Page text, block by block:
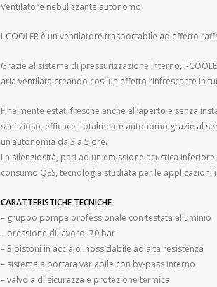
Ventilatore nebulizzante autonomo
I-COOLER è un ventilatore trasportabile ad effetto
Grazie al sistema di pressurizzazione interno, I-
aria ventilata creando cosi un effetto rinfrescante in
Finalmente estati fresche anche all’aperto e senza
silenzioso, efficace, totalmente autonomo grazie al
un’autonomia da 3 a 5 ore.
La silenziosità, pari ad un emissione acustica
consumo QES, tecnologia studiata per le
CARATTERISTICHE TECNICHE
– gruppo pompa professionale con testata alluminio
– pressione di lavoro: 70 bar
– 3 pistoni in acciaio inossidabile ad alta resistenza
– sistema a portata variabile con by-pass interno
– valvola di sicurezza e protezione termica